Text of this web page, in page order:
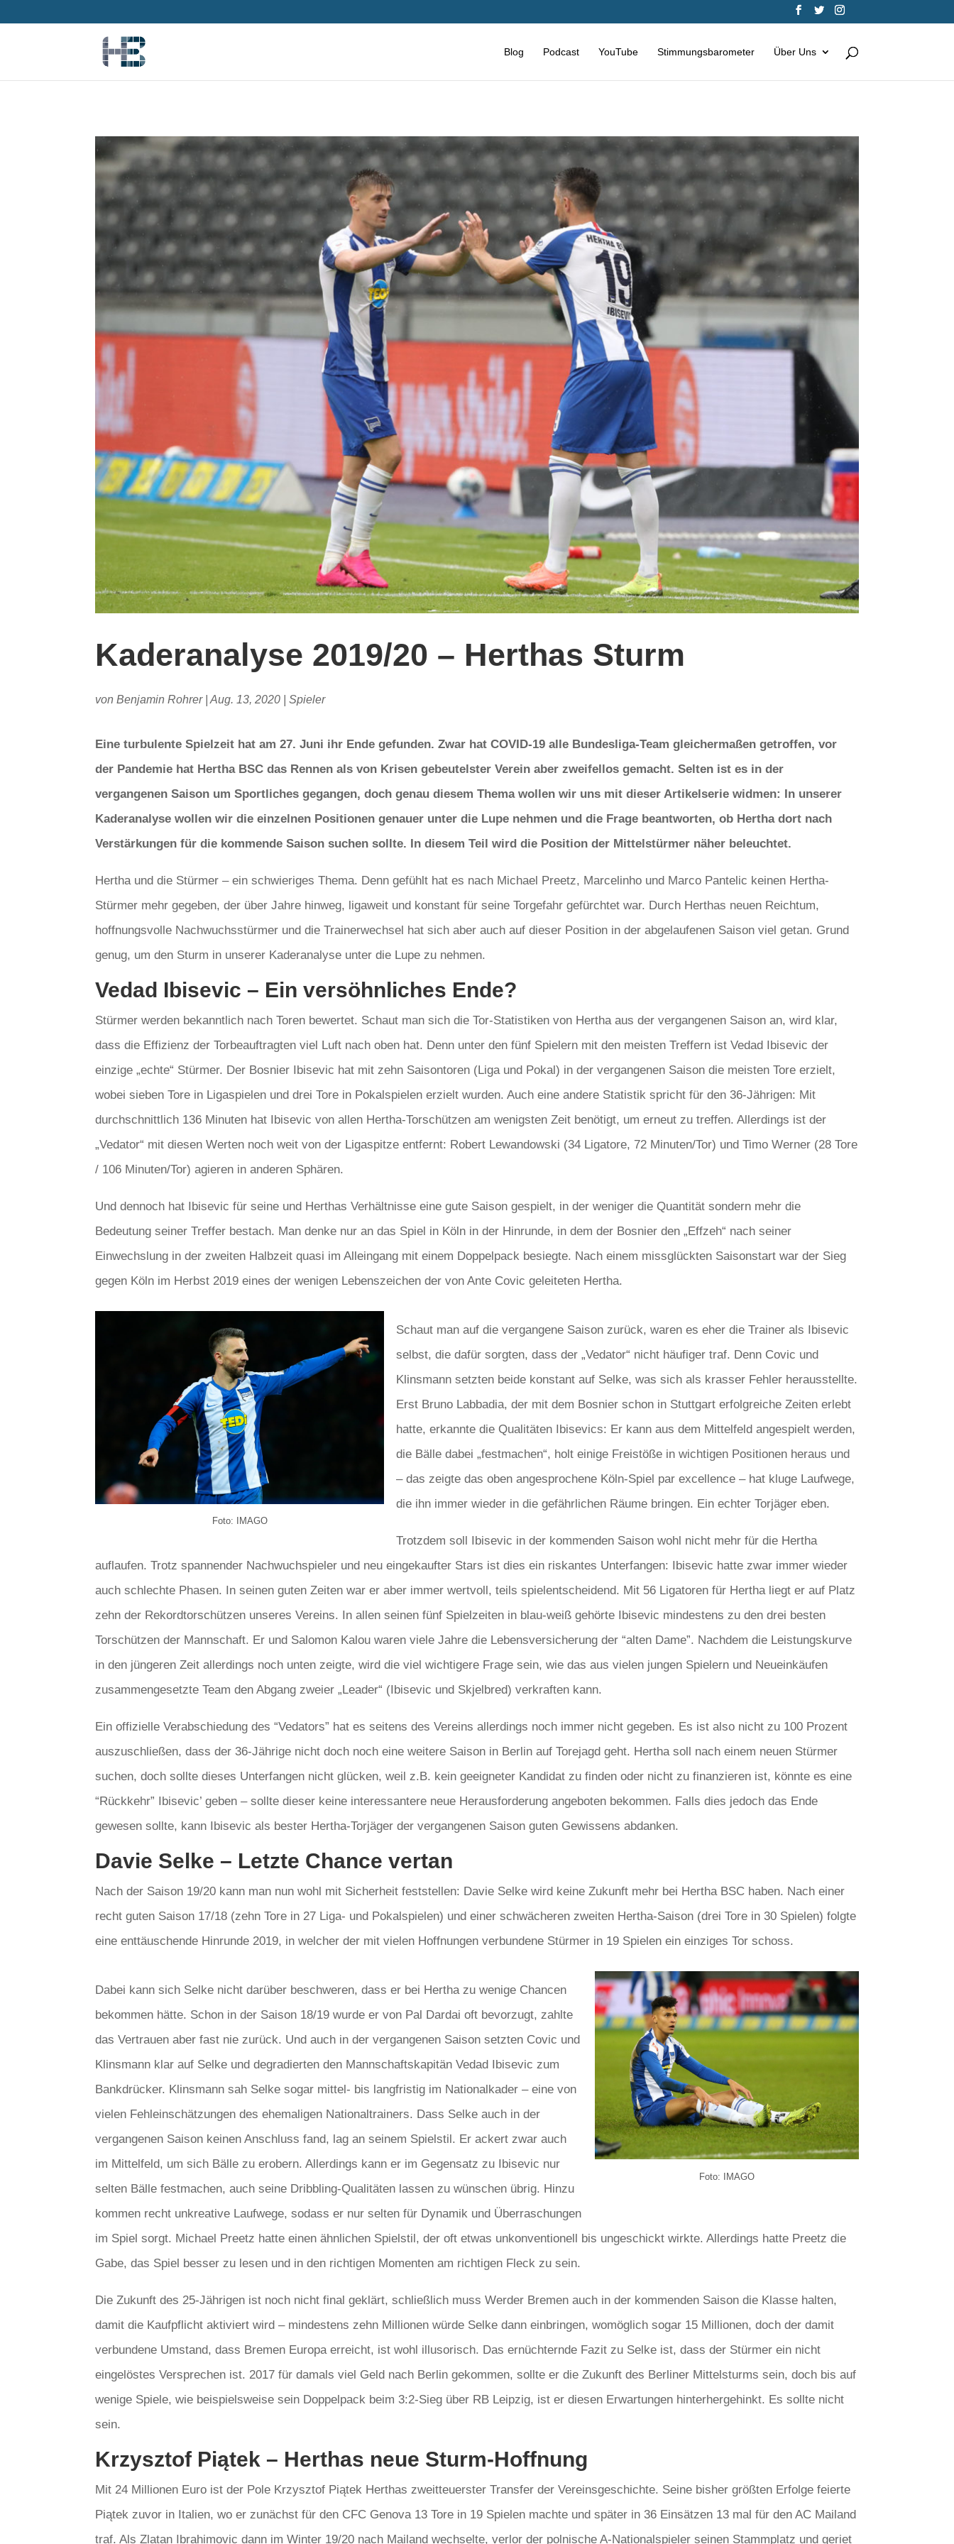
Blog Podcast YouTube Stimmungsbarometer Über Uns
Kaderanalyse 2019/20 – Herthas Sturm
vonBenjamin Rohrer|Aug. 13, 2020 |Spieler
Eine turbulente Spielzeit hat am 27. Juni ihr Ende gefunden. Zwar hat COVID-19 alle Bundesliga-Team gleichermaßen getroffen, vor
der Pandemie hat Hertha BSC das Rennen als von Krisen gebeutelster Verein aber zweifellos gemacht. Selten ist es in der
vergangenen Saison um Sportliches gegangen, doch genau diesem Thema wollen wir uns mit dieser Artikelserie widmen: In unserer
Kaderanalyse wollen wir die einzelnen Positionen genauer unter die Lupe nehmen und die Frage beantworten, ob Hertha dort nach
Verstärkungen für die kommende Saison suchen sollte. In diesem Teil wird die Position der Mittelstürmer näher beleuchtet.
Hertha und die Stürmer – ein schwieriges Thema. Denn gefühlt hat es nach Michael Preetz, Marcelinho und Marco Pantelic keinen Hertha-
Stürmer mehr gegeben, der über Jahre hinweg, ligaweit und konstant für seine Torgefahr gefürchtet war. Durch Herthas neuen Reichtum,
hoffnungsvolle Nachwuchsstürmer und die Trainerwechsel hat sich aber auch auf dieser Position in der abgelaufenen Saison viel getan. Grund
genug, um den Sturm in unserer Kaderanalyse unter die Lupe zu nehmen.
Vedad Ibisevic – Ein versöhnliches Ende?
Stürmer werden bekanntlich nach Toren bewertet. Schaut man sich die Tor-Statistiken von Hertha aus der vergangenen Saison an, wird klar,
dass die Effizienz der Torbeauftragten viel Luft nach oben hat. Denn unter den fünf Spielern mit den meisten Treffern ist Vedad Ibisevic der
einzige „echte“ Stürmer. Der Bosnier Ibisevic hat mit zehn Saisontoren (Liga und Pokal) in der vergangenen Saison die meisten Tore erzielt,
wobei sieben Tore in Ligaspielen und drei Tore in Pokalspielen erzielt wurden. Auch eine andere Statistik spricht für den 36-Jährigen: Mit
durchschnittlich 136 Minuten hat Ibisevic von allen Hertha-Torschützen am wenigsten Zeit benötigt, um erneut zu treffen. Allerdings ist der
„Vedator“ mit diesen Werten noch weit von der Ligaspitze entfernt: Robert Lewandowski (34 Ligatore, 72 Minuten/Tor) und Timo Werner (28 Tore
/ 106 Minuten/Tor) agieren in anderen Sphären.
Und dennoch hat Ibisevic für seine und Herthas Verhältnisse eine gute Saison gespielt, in der weniger die Quantität sondern mehr die
Bedeutung seiner Treffer bestach. Man denke nur an das Spiel in Köln in der Hinrunde, in dem der Bosnier den „Effzeh“ nach seiner
Einwechslung in der zweiten Halbzeit quasi im Alleingang mit einem Doppelpack besiegte. Nach einem missglückten Saisonstart war der Sieg
gegen Köln im Herbst 2019 eines der wenigen Lebenszeichen der von Ante Covic geleiteten Hertha.
Foto: IMAGO
Schaut man auf die vergangene Saison zurück, waren es eher die Trainer als Ibisevic
selbst, die dafür sorgten, dass der „Vedator“ nicht häufiger traf. Denn Covic und
Klinsmann setzten beide konstant auf Selke, was sich als krasser Fehler herausstellte.
Erst Bruno Labbadia, der mit dem Bosnier schon in Stuttgart erfolgreiche Zeiten erlebt
hatte, erkannte die Qualitäten Ibisevics: Er kann aus dem Mittelfeld angespielt werden,
die Bälle dabei „festmachen“, holt einige Freistöße in wichtigen Positionen heraus und
– das zeigte das oben angesprochene Köln-Spiel par excellence – hat kluge Laufwege,
die ihn immer wieder in die gefährlichen Räume bringen. Ein echter Torjäger eben.
Trotzdem soll Ibisevic in der kommenden Saison wohl nicht mehr für die Hertha
auflaufen. Trotz spannender Nachwuchspieler und neu eingekaufter Stars ist dies ein riskantes Unterfangen: Ibisevic hatte zwar immer wieder
auch schlechte Phasen. In seinen guten Zeiten war er aber immer wertvoll, teils spielentscheidend. Mit 56 Ligatoren für Hertha liegt er auf Platz
zehn der Rekordtorschützen unseres Vereins. In allen seinen fünf Spielzeiten in blau-weiß gehörte Ibisevic mindestens zu den drei besten
Torschützen der Mannschaft. Er und Salomon Kalou waren viele Jahre die Lebensversicherung der “alten Dame”. Nachdem die Leistungskurve
in den jüngeren Zeit allerdings noch unten zeigte, wird die viel wichtigere Frage sein, wie das aus vielen jungen Spielern und Neueinkäufen
zusammengesetzte Team den Abgang zweier „Leader“ (Ibisevic und Skjelbred) verkraften kann.
Ein offizielle Verabschiedung des “Vedators” hat es seitens des Vereins allerdings noch immer nicht gegeben. Es ist also nicht zu 100 Prozent
auszuschließen, dass der 36-Jährige nicht doch noch eine weitere Saison in Berlin auf Torejagd geht. Hertha soll nach einem neuen Stürmer
suchen, doch sollte dieses Unterfangen nicht glücken, weil z.B. kein geeigneter Kandidat zu finden oder nicht zu finanzieren ist, könnte es eine
“Rückkehr” Ibisevic’ geben – sollte dieser keine interessantere neue Herausforderung angeboten bekommen. Falls dies jedoch das Ende
gewesen sollte, kann Ibisevic als bester Hertha-Torjäger der vergangenen Saison guten Gewissens abdanken.
Davie Selke – Letzte Chance vertan
Nach der Saison 19/20 kann man nun wohl mit Sicherheit feststellen: Davie Selke wird keine Zukunft mehr bei Hertha BSC haben. Nach einer
recht guten Saison 17/18 (zehn Tore in 27 Liga- und Pokalspielen) und einer schwächeren zweiten Hertha-Saison (drei Tore in 30 Spielen) folgte
eine enttäuschende Hinrunde 2019, in welcher der mit vielen Hoffnungen verbundene Stürmer in 19 Spielen ein einziges Tor schoss.
Foto: IMAGO
Dabei kann sich Selke nicht darüber beschweren, dass er bei Hertha zu wenige Chancen
bekommen hätte. Schon in der Saison 18/19 wurde er von Pal Dardai oft bevorzugt, zahlte
das Vertrauen aber fast nie zurück. Und auch in der vergangenen Saison setzten Covic und
Klinsmann klar auf Selke und degradierten den Mannschaftskapitän Vedad Ibisevic zum
Bankdrücker. Klinsmann sah Selke sogar mittel- bis langfristig im Nationalkader – eine von
vielen Fehleinschätzungen des ehemaligen Nationaltrainers. Dass Selke auch in der
vergangenen Saison keinen Anschluss fand, lag an seinem Spielstil. Er ackert zwar auch
im Mittelfeld, um sich Bälle zu erobern. Allerdings kann er im Gegensatz zu Ibisevic nur
selten Bälle festmachen, auch seine Dribbling-Qualitäten lassen zu wünschen übrig. Hinzu
kommen recht unkreative Laufwege, sodass er nur selten für Dynamik und Überraschungen
im Spiel sorgt. Michael Preetz hatte einen ähnlichen Spielstil, der oft etwas unkonventionell bis ungeschickt wirkte. Allerdings hatte Preetz die
Gabe, das Spiel besser zu lesen und in den richtigen Momenten am richtigen Fleck zu sein.
Die Zukunft des 25-Jährigen ist noch nicht final geklärt, schließlich muss Werder Bremen auch in der kommenden Saison die Klasse halten,
damit die Kaufpflicht aktiviert wird – mindestens zehn Millionen würde Selke dann einbringen, womöglich sogar 15 Millionen, doch der damit
verbundene Umstand, dass Bremen Europa erreicht, ist wohl illusorisch. Das ernüchternde Fazit zu Selke ist, dass der Stürmer ein nicht
eingelöstes Versprechen ist. 2017 für damals viel Geld nach Berlin gekommen, sollte er die Zukunft des Berliner Mittelsturms sein, doch bis auf
wenige Spiele, wie beispielsweise sein Doppelpack beim 3:2-Sieg über RB Leipzig, ist er diesen Erwartungen hinterhergehinkt. Es sollte nicht
sein.
Krzysztof Piątek – Herthas neue Sturm-Hoffnung
Mit 24 Millionen Euro ist der Pole Krzysztof Piątek Herthas zweitteuerster Transfer der Vereinsgeschichte. Seine bisher größten Erfolge feierte
Piątek zuvor in Italien, wo er zunächst für den CFC Genova 13 Tore in 19 Spielen machte und später in 36 Einsätzen 13 mal für den AC Mailand
traf. Als Zlatan Ibrahimovic dann im Winter 19/20 nach Mailand wechselte, verlor der polnische A-Nationalspieler seinen Stammplatz und geriet